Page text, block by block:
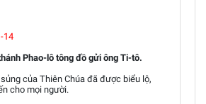
14
Phao-lô tông đồ gửi ông Ti-tô.
của Thiên Chúa đã được biểu lộ,
cho mọi người.